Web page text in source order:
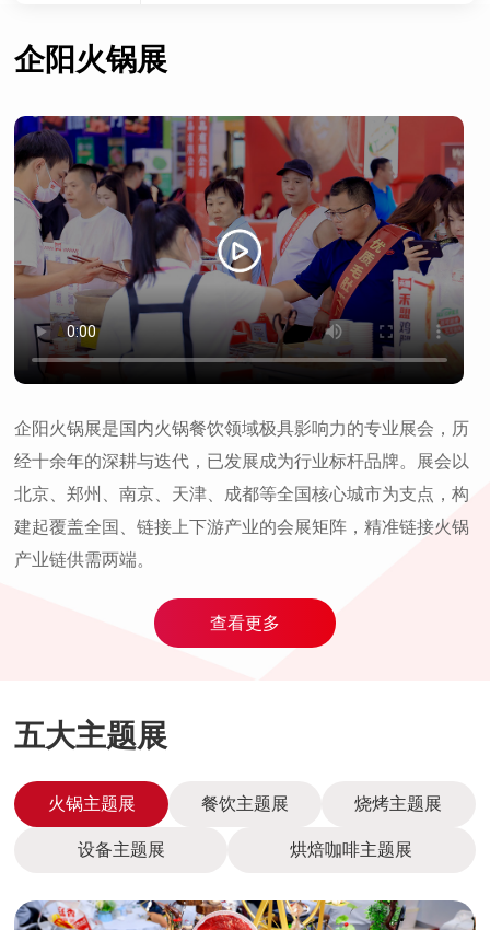
企阳火锅展
企阳火锅展是国内火锅餐饮领域极具影响力的专业展会，历
经十余年的深耕与迭代，已发展成为行业标杆品牌。展会以
北京、郑州、南京、天津、成都等全国核心城市为支点，构
建起覆盖全国、链接上下游产业的会展矩阵，精准链接火锅
产业链供需两端。
查看更多
五大主题展
火锅主题展 餐饮主题展 烧烤主题展
设备主题展 烘焙咖啡主题展